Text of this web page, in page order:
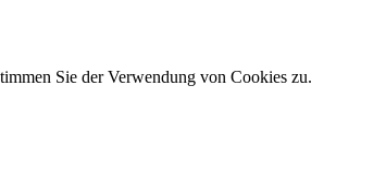
Sie der Verwendung von Cookies zu.